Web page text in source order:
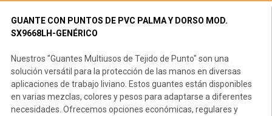
GUANTE CON PUNTOS DE PVC PALMA Y DORSO MOD.
SX9668LH-GENÉRICO
Nuestros "Guantes Multiusos de Tejido de Punto" son una
solución versátil para la protección de las manos en diversas
aplicaciones de trabajo liviano. Estos guantes están disponibles
en varias mezclas, colores y pesos para adaptarse a diferentes
necesidades. Ofrecemos opciones económicas, regulares y